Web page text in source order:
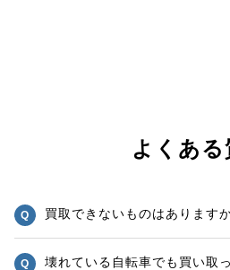
よくある
買取できないものはあります
壊れている自転車でも買い取